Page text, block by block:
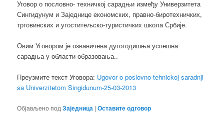
Уговор о пословно- техничкој сарадњи између Универзитета
Сингидунум и Заједнице економских, правно-биротехничких,
трговинских и угоститељско-туристичких школа Србије.
Овим Уговором је озваничена дугогодишња успешна
сарадња у области образовања..
Преузмите текст Уговора: Ugovor o poslovno-tehnickoj sarаdnji
sa Univerzitetom Singidunum-25-03-2013
Објављено под Заједница |Оставите одговор